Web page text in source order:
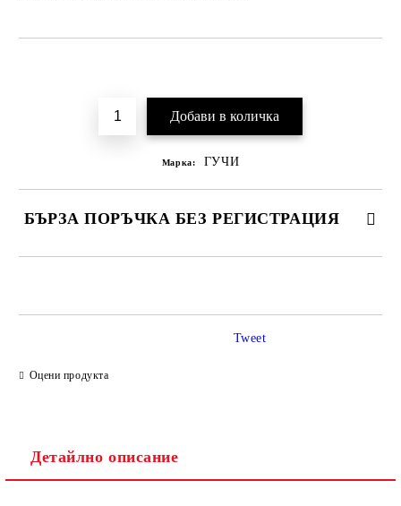
Марка: ГУЧИ
БЪРЗА ПОРЪЧКА БЕЗ РЕГИСТРАЦИЯ
Оцени продукта
Tweet
Детайлно описание